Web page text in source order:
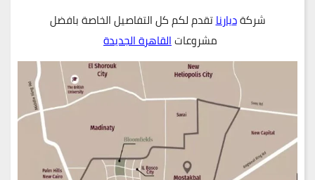
شركةديارناتقدم لكم كل التفاصيل الخاصة بافضل
مشروعاتالقاهرة الجديدة